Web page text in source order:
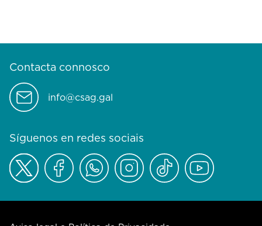
Contacta connosco
info@csag.gal
Síguenos en redes sociais